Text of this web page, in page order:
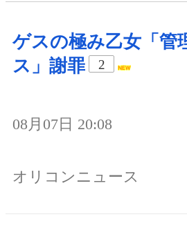
ゲスの極み乙女「管
ス」謝罪
2
08月07日 20:08
オリコンニュース